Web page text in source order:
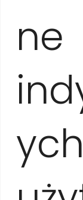
bebidas
gastos